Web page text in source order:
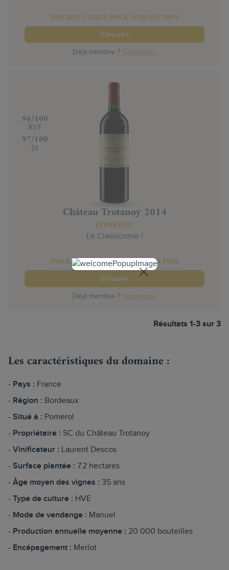
INSCRIVEZ-VOUS POUR VOIR LES PRIX
S'inscrire
Déjà membre ? Connexion
‍96/100
RVF
‍97/100
JS
Château Trotanoy 2014
POMEROL
Le Classicisme !
INSCRIVEZ-VOUS POUR VOIR LES PRIX
S'inscrire
Déjà membre ? Connexion
Résultats 1-3 sur 3
Les caractéristiques du domaine :
Pays : France
Région : Bordeaux
Situé à : Pomerol
Propriétaire : SC du Château Trotanoy
Vinificateur : Laurent Descos
Surface plantée : 7.2 hectares
Âge moyen des vignes : 35 ans
Type de culture : HVE
Mode de vendange : Manuel
Production annuelle moyenne : 20 000 bouteilles
Encépagement : Merlot